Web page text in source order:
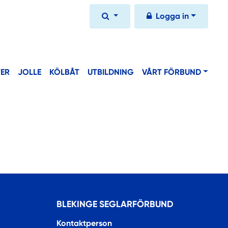
Logga in
JOLLE KÖLBÅT UTBILDNING VÅRT FÖRBUND
BLEKINGE SEGLARFÖRBUND
Kontaktperson